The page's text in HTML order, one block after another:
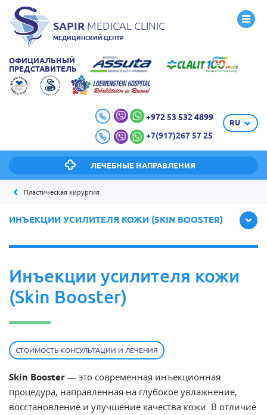
SAPIR MEDICAL CLINIC
МЕДИЦИНСКИЙ ЦЕНТР
ОФИЦИАЛЬНЫЙ
ПРЕДСТАВИТЕЛЬ
+972 53 532 4899
+7(917)267 57 25
RU
ЛЕЧЕБНЫЕ НАПРАВЛЕНИЯ
Пластическая хирургия
ИНЪЕКЦИИ УСИЛИТЕЛЯ КОЖИ (SKIN BOOSTER)
Инъекции усилителя кожи
(Skin Booster)
СТОИМОСТЬ КОНСУЛЬТАЦИИ И ЛЕЧЕНИЯ
Skin Booster — это современная инъекционная
процедура, направленная на глубокое увлажнение,
восстановление и улучшение качества кожи. В отличие